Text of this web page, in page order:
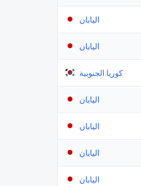
اليابان
اليابان
كوريا الجنوبية
اليابان
اليابان
اليابان
اليابان